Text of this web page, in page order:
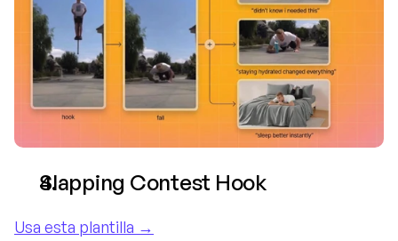
Slapping Contest Hook
Usa esta plantilla →